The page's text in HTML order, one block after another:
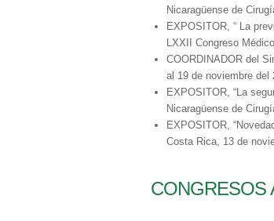
Nicaragüense de
EXPOSITOR, “ La
LXXII Congreso
COORDINADOR del
al 19 de noviembre del
EXPOSITOR, “La
Nicaragüense de
EXPOSITOR,
Costa Rica, 13 de
CONGRESOS